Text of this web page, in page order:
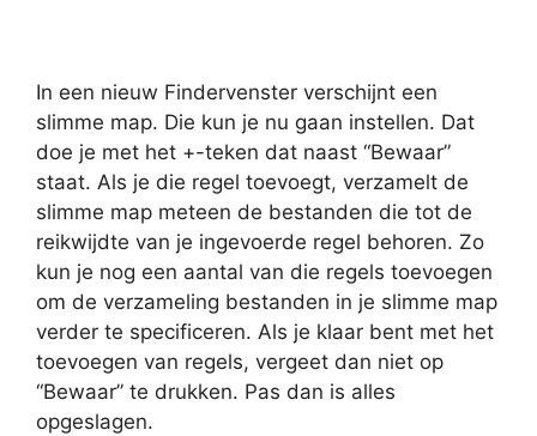
In een nieuw Findervenster verschijnt een
slimme map. Die kun je nu gaan instellen. Dat
doe je met het +-teken dat naast “Bewaar”
staat. Als je die regel toevoegt, verzamelt de
slimme map meteen de bestanden die tot de
reikwijdte van je ingevoerde regel behoren. Zo
kun je nog een aantal van die regels toevoegen
om de verzameling bestanden in je slimme map
verder te specificeren. Als je klaar bent met het
toevoegen van regels, vergeet dan niet op
“Bewaar” te drukken. Pas dan is alles
opgeslagen.